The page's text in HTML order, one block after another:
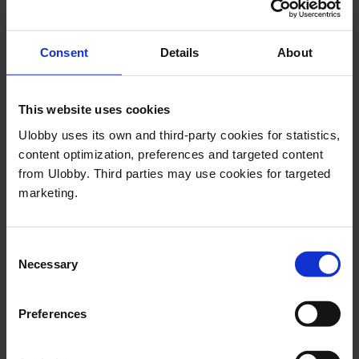
Consent Details About
This website uses cookies
Ulobby uses its own and third-party cookies for statistics,
content optimization, preferences and targeted content
from Ulobby. Third parties may use cookies for targeted
marketing.
Selection
Necessary
Preferences
Mariann Malchau Olsen
mariann.malchau@ulobby.eu